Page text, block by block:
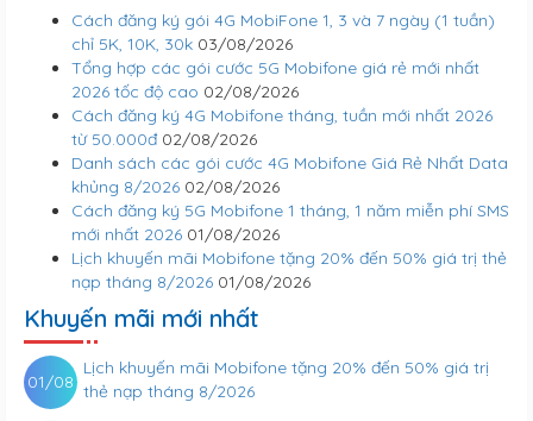
Cách đăng ký gói 4G MobiFone 1, 3 và 7 ngày (1 tuần)
chỉ 5K, 10K, 30k 03/08/2026
Tổng hợp các gói cước 5G Mobifone giá rẻ mới nhất
2026 tốc độ cao 02/08/2026
Cách đăng ký 4G Mobifone tháng, tuần mới nhất 2026
từ 50.000đ 02/08/2026
Danh sách các gói cước 4G Mobifone Giá Rẻ Nhất Data
khủng 8/2026 02/08/2026
Cách đăng ký 5G Mobifone 1 tháng, 1 năm miễn phí SMS
mới nhất 2026 01/08/2026
Lịch khuyến mãi Mobifone tặng 20% đến 50% giá trị thẻ
nạp tháng 8/2026 01/08/2026
Khuyến mãi mới nhất
Lịch khuyến mãi Mobifone tặng 20% đến 50% giá trị
thẻ nạp tháng 8/2026
01/08